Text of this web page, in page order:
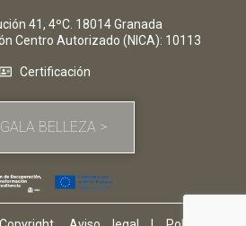
41, 4ºC. 18014 Granada
Centro Autorizado (NICA): 10113
Certificación
BELLEZA >